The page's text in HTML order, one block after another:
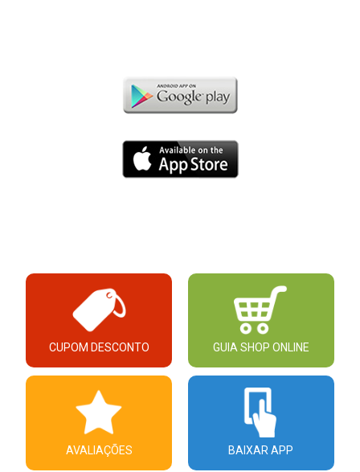
CUPOM DESCONTO GUIA SHOP ONLINE
AVALIAÇÕES BAIXAR APP